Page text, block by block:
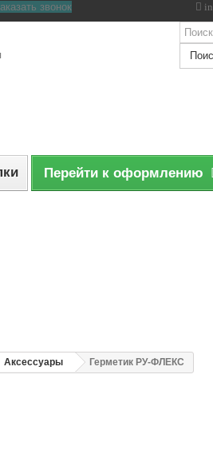
звонок
Перейти к оформлению
Аксессуары Герметик РУ-ФЛЕКС